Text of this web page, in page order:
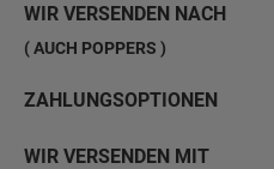
WIR VERSENDEN NACH
( AUCH POPPERS )
ZAHLUNGSOPTIONEN
WIR VERSENDEN MIT